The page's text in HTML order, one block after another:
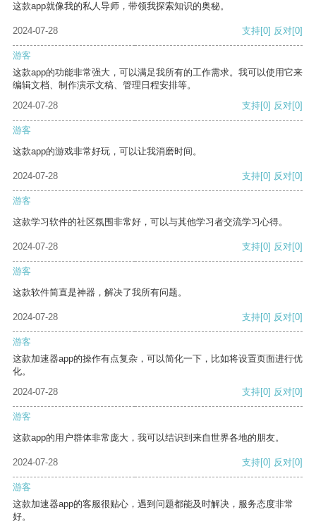
这款app就像我的私人导师，带领我探索知识的奥秘。
2024-07-28 支持[0] 反对[0]
游客
这款app的功能非常强大，可以满足我所有的工作需求。我可以使用它来
编辑文档、制作演示文稿、管理日程安排等。
2024-07-28
支持[0] 反对[0]
游客
这款app的游戏非常好玩，可以让我消磨时间。
2024-07-28 支持[0] 反对[0]
游客
这款学习软件的社区氛围非常好，可以与其他学习者交流学习心得。
2024-07-28 支持[0] 反对[0]
游客
这款软件简直是神器，解决了我所有问题。
2024-07-28 支持[0] 反对[0]
游客
这款加速器app的操作有点复杂，可以简化一下，比如将设置页面进行优
化。
2024-07-28
支持[0] 反对[0]
游客
这款app的用户群体非常庞大，我可以结识到来自世界各地的朋友。
2024-07-28 支持[0] 反对[0]
游客
这款加速器app的客服很贴心，遇到问题都能及时解决，服务态度非常
好。